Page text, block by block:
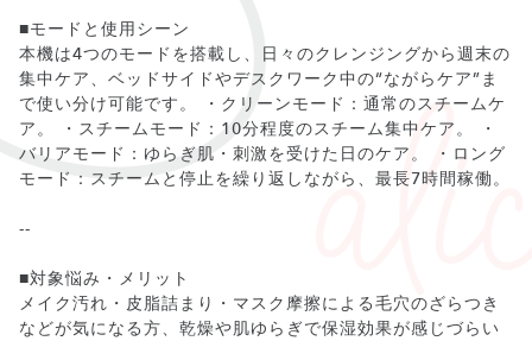
■モードと使用シーン
本機は4つのモードを搭載し、日々のクレンジングから週末の
集中ケア、ベッドサイドやデスクワーク中の“ながらケア”ま
で使い分け可能です。 ・クリーンモード：通常のスチームケ
ア。 ・スチームモード：10分程度のスチーム集中ケア。 ・
バリアモード：ゆらぎ肌・刺激を受けた日のケア。 ・ロング
モード：スチームと停止を繰り返しながら、最長7時間稼働。
--
■対象悩み・メリット
メイク汚れ・皮脂詰まり・マスク摩擦による毛穴のざらつき
などが気になる方、乾燥や肌ゆらぎで保湿効果が感じづらい